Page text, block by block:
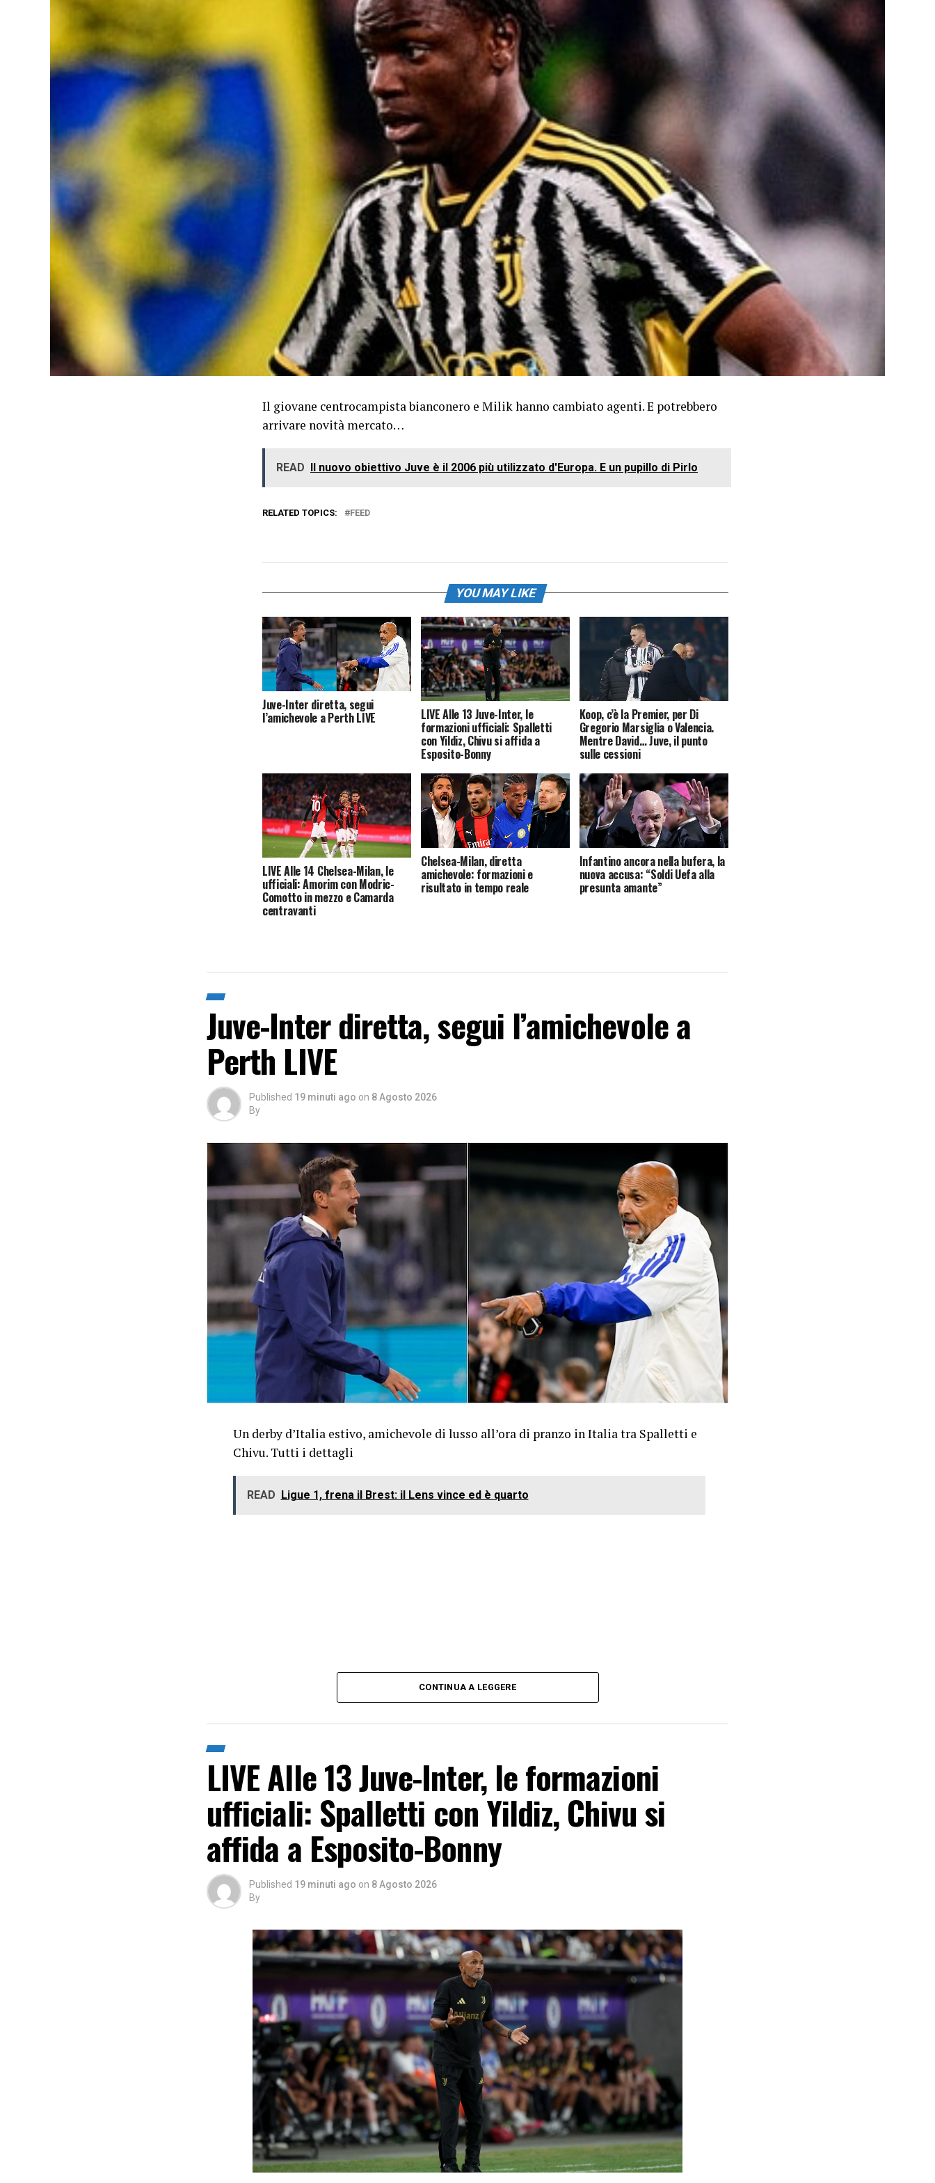
Il giovane centrocampista bianconero e Milik hanno cambiato agenti. E potrebbero
arrivare novità mercato…
READ Il nuovo obiettivo Juve è il 2006 più utilizzato d'Europa. E un pupillo di Pirlo
RELATED TOPICS: FEED
YOU MAY LIKE
Juve-Inter diretta, segui
l’amichevole a Perth LIVE LIVE Alle 13 Juve-Inter, le
formazioni ufficiali: Spalletti
con Yildiz, Chivu si affida a
Esposito-Bonny
Koop, c’è la Premier, per Di
Gregorio Marsiglia o Valencia.
Mentre David… Juve, il punto
sulle cessioni
LIVE Alle 14 Chelsea-Milan, le
ufficiali: Amorim con Modric-
Comotto in mezzo e Camarda
centravanti
Chelsea-Milan, diretta
amichevole: formazioni e
risultato in tempo reale
Infantino ancora nella bufera, la
nuova accusa: “Soldi Uefa alla
presunta amante”
Juve-Inter diretta, segui l’amichevole a
Perth LIVE
Published 19 minuti ago on 8 Agosto 2026
By
Un derby d’Italia estivo, amichevole di lusso all’ora di pranzo in Italia tra Spalletti e
Chivu. Tutti i dettagli
READ Ligue 1, frena il Brest: il Lens vince ed è quarto
CONTINUA A LEGGERE
LIVE Alle 13 Juve-Inter, le formazioni
ufficiali: Spalletti con Yildiz, Chivu si
affida a Esposito-Bonny
Published 19 minuti ago on 8 Agosto 2026
By